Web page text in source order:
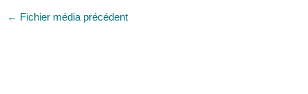
← Fichier média précédent